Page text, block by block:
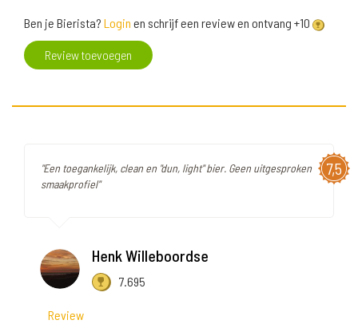
Ben je Bierista? Login en schrijf een review en ontvang +10
Review toevoegen
7,5
"Een toegankelijk, clean en "dun, light" bier. Geen uitgesproken
smaakprofiel"
Henk Willeboordse
7.695
Review